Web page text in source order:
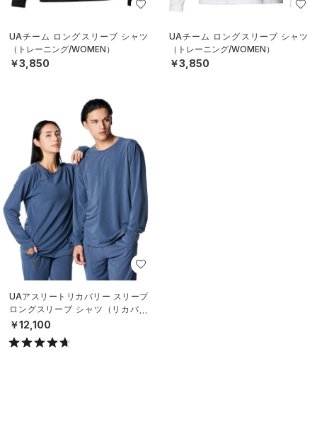
UAチーム ロングスリーブ シャツ
（トレーニング/WOMEN）
￥3,850
UAチーム ロングスリーブ シャツ
（トレーニング/WOMEN）
￥3,850
UAアスリートリカバリー スリープ
ロングスリーブ シャツ（リカバリ
ー/UNISEX）
￥12,100